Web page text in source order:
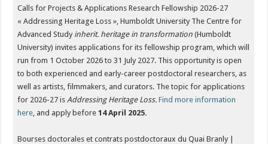
Calls for Projects & Applications Research Fellowship 2026-27
« Addressing Heritage Loss », Humboldt University The Centre for
Advanced Study inherit. heritage in transformation (Humboldt
University) invites applications for its fellowship program, which will
run from 1 October 2026 to 31 July 2027. This opportunity is open
to both experienced and early-career postdoctoral researchers, as
well as artists, filmmakers, and curators. The topic for applications
for 2026-27 is Addressing Heritage Loss.Find more information
here , and apply before14 April 2025.
Bourses doctorales et contrats postdoctoraux du Quai Branly |